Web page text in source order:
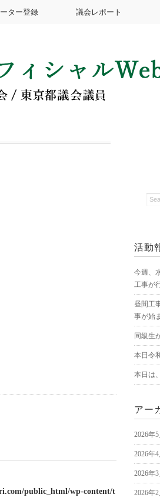
ター登録 議会レポート
public_html/wp-content/t
活動
今週、
工事が
昼間工
事が始
同級生
本日令
本日は
アー
2026年5
2026年4
2026年3
2026年2